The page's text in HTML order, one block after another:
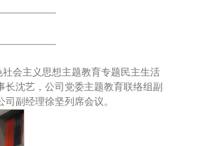
会主义思想主题教育专题民主生活
沈艺，公司党委主题教育联络组副
副经理徐坚列席会议。